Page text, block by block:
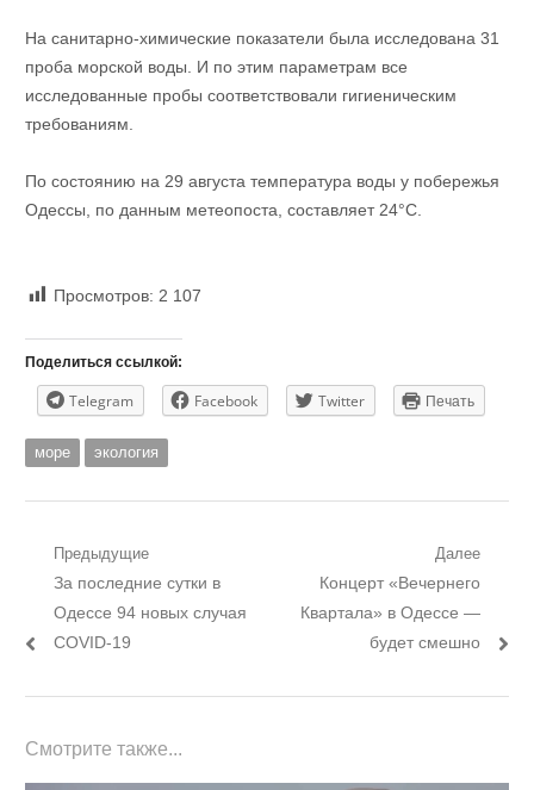
На санитарно-химические показатели была исследована 31
проба морской воды. И по этим параметрам все
исследованные пробы соответствовали гигиеническим
требованиям.
По состоянию на 29 августа температура воды у побережья
Одессы, по данным метеопоста, составляет 24°С.
Просмотров: 2 107
Поделиться ссылкой:
Telegram Facebook Twitter Печать
море экология
Навигация
по
записям
Предыдущие
Предыдущий
пост:
За последние сутки в
Одессе 94 новых случая
COVID-19
Далее
Следующий
пост:
Концерт «Вечернего
Квартала» в Одессе —
будет смешно
Смотрите также...